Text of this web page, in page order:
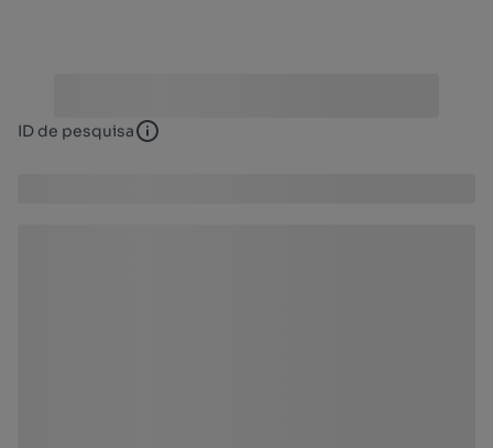
ID de pesquisa ID de pesquisa